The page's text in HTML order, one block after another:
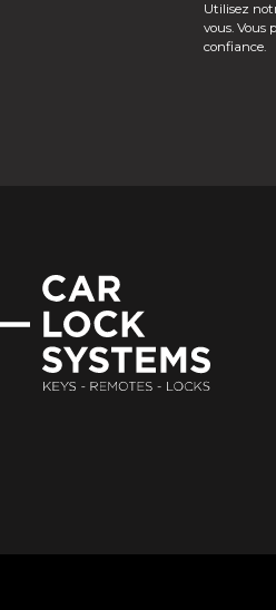
Utilisez
vous. Vous
confiance.